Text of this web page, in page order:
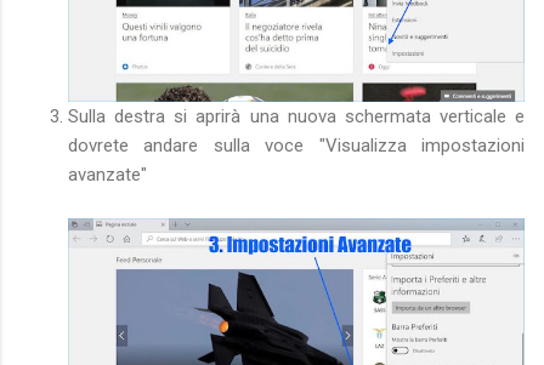
Sulla destra si aprirà una nuova schermata verticale e
dovrete andare sulla voce "Visualizza impostazioni
avanzate"